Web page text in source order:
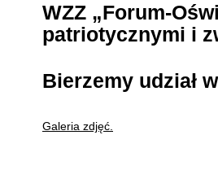
WZZ „Forum-
patriotycznymi i
Bierzemy udział
Galeria zdjęć.